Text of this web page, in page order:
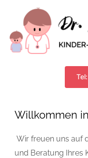
content
Willkommen
Wir freuen uns auf
und Beratung Ihres